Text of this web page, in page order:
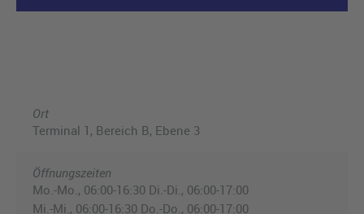
Ort
Terminal 1, Bereich B, Ebene 3
Öffnungszeiten
Mo.-Mo., 06:00-16:30 Di.-Di., 06:00-17:00
Mi.-Mi., 06:00-16:30 Do.-Do., 06:00-17:00